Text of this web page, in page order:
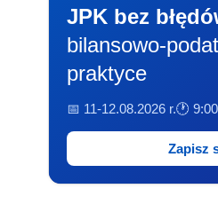
JPK bez
bilansowo-
praktyce
📅 11-12.08.2026 r.🕐
Zapisz